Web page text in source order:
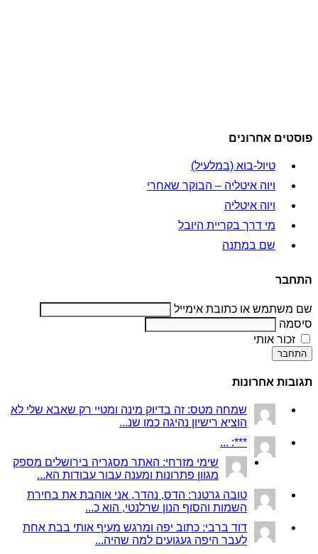
פוסטים אחרונים
טיול-בוא (במלעיל)
ויוה איטליה – הבוקר שאחרי
ויוה איטליה
מי דרך בקריית היובל
שם במתנה
התחבר
שם משתמש או כתובת אימייל
סיסמה
זכור אותי
התחבר
תגובות אחרונות
שמחה מטס: זה בדיוק מינה ומטיי רק שאבא שלי לא
הוציא רישיון נהיגה כמו שנ...
***: ...
שימי מזרחי: האתר מסגריה בירושלים מספק
מגוון פתרונות ומענה עבור עבודות הא...
טובה גרטנר: הדס, נהדר, אני אוהבת את בחירת
השמות והסוף הנון שרלנטי, הוא כ...
דוד ברבי: כתוב יפה ומרגש מעיף אותי בבת אחת
לעבר היפה געגועים למה שהיה...